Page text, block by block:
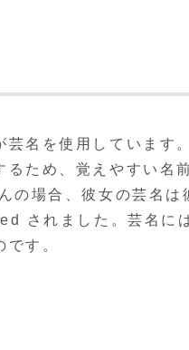
名を使用しています
ため、覚えやすい名
の場合、彼女の芸名
されました。芸名に
す。